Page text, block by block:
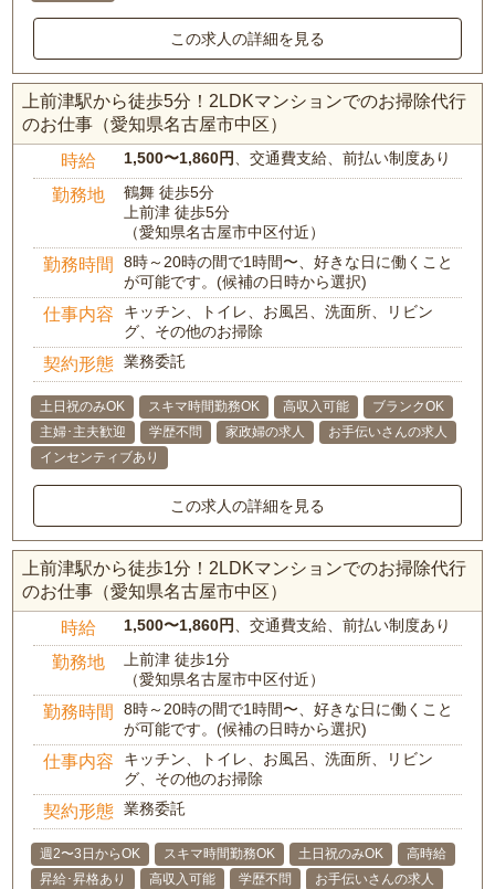
この求人の詳細を見る
上前津駅から徒歩5分！2LDKマンションでのお掃除代行
のお仕事（愛知県名古屋市中区）
時給 1,500〜1,860円、交通費支給、前払い制度あり
勤務地
鶴舞 徒歩5分
上前津 徒歩5分
（愛知県名古屋市中区付近）
勤務時間
8時～20時の間で1時間〜、好きな日に働くこと
が可能です。(候補の日時から選択)
仕事内容
キッチン、トイレ、お風呂、洗面所、リビン
グ、その他のお掃除
契約形態 業務委託
土日祝のみOK スキマ時間勤務OK 高収入可能
ブランクOK
主婦･主夫歓迎
学歴不問 家政婦の求人
お手伝いさんの求人
インセンティブあり
この求人の詳細を見る
上前津駅から徒歩1分！2LDKマンションでのお掃除代行
のお仕事（愛知県名古屋市中区）
時給 1,500〜1,860円、交通費支給、前払い制度あり
勤務地
上前津 徒歩1分
（愛知県名古屋市中区付近）
勤務時間
8時～20時の間で1時間〜、好きな日に働くこと
が可能です。(候補の日時から選択)
仕事内容
キッチン、トイレ、お風呂、洗面所、リビン
グ、その他のお掃除
契約形態 業務委託
週2〜3日からOK スキマ時間勤務OK 土日祝のみOK
高時給
昇給･昇格あり
高収入可能 学歴不問
お手伝いさんの求人